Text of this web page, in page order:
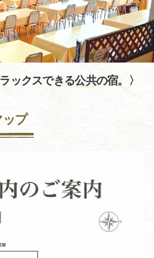
ックスできる公共の宿。〉
プ